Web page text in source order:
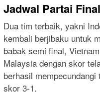
Jadwal Partai
Dua tim terbaik, yakni
kembali berjibaku untuk
babak semi final,
Malaysia dengan skor
berhasil
skor 3-1.